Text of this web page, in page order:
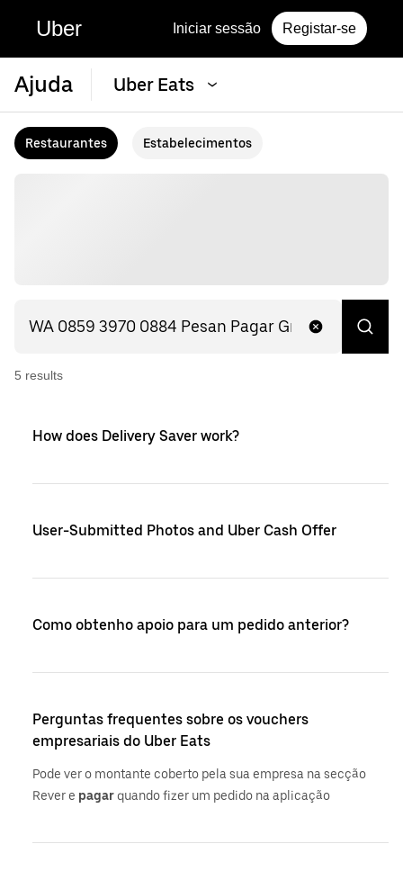
Uber Iniciar sessão Registar-se
Ajuda Uber Eats
Restaurantes Estabelecimentos
5 results
How does Delivery Saver work?
User-Submitted Photos and Uber Cash Offer
Como obtenho apoio para um pedido anterior?
Perguntas frequentes sobre os vouchers
empresariais do Uber Eats
Pode ver o montante coberto pela sua empresa na secção
Rever e pagarquando fizer um pedido na aplicação